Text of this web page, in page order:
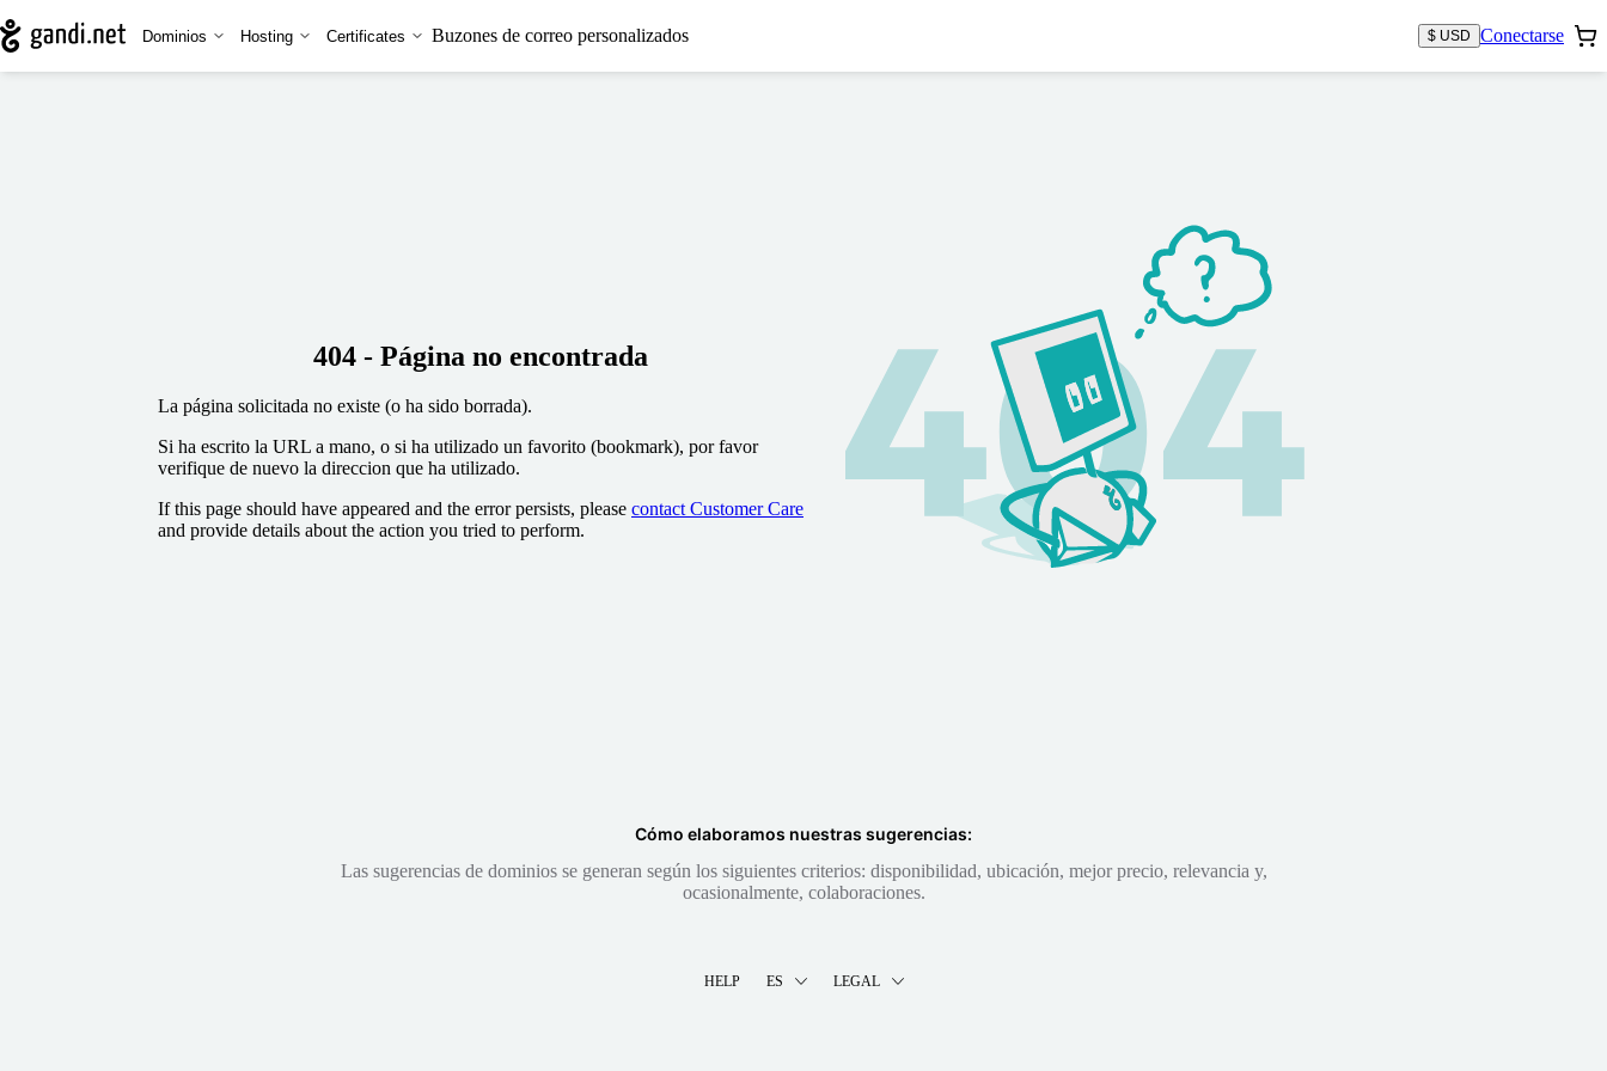
Dominios Hosting Certificates Buzones de correo personalizados $ USD Conectarse
404 - Página no encontrada
La página solicitada no existe (o ha sido borrada).
Si ha escrito la URL a mano, o si ha utilizado un favorito (bookmark), por favor
verifique de nuevo la direccion que ha utilizado.
If this page should have appeared and the error persists, please contact Customer Care
and provide details about the action you tried to perform.
Cómo elaboramos nuestras sugerencias:
Las sugerencias de dominios se generan según los siguientes criterios: disponibilidad, ubicación, mejor precio, relevancia y,
ocasionalmente, colaboraciones.
HELP ES LEGAL